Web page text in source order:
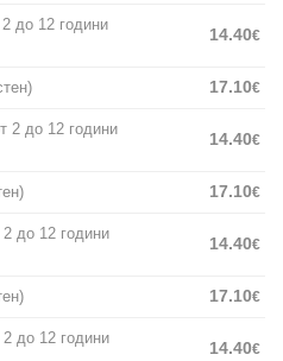
до 12 години
14.40€
17.10€
2 до 12 години
14.40€
17.10€
2 до 12 години
14.40€
17.10€
2 до 12 години
14.40€